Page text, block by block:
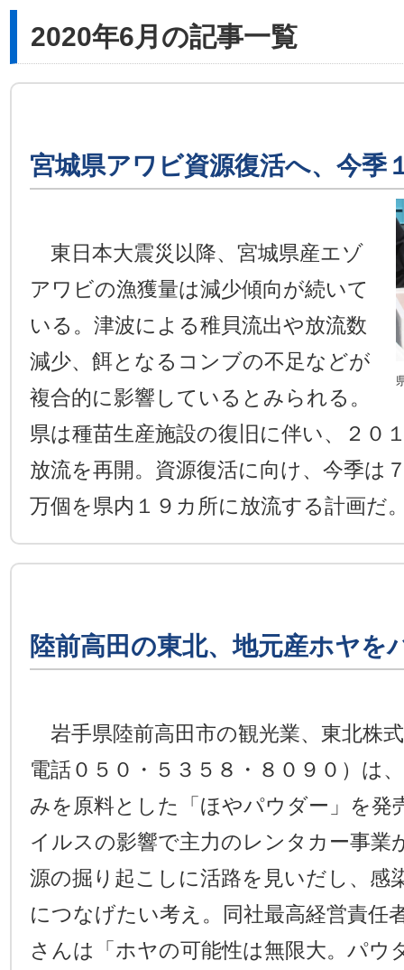
2020年6月の記事一覧
宮城県アワビ資源復活へ、今季
東日本大震災以降、宮城県産エゾ
アワビの漁獲量は減少傾向が続いて
いる。津波による稚貝流出や放流数
減少、餌となるコンブの不足などが
複合的に影響しているとみられる。
県は種苗生産施設の復旧に伴い、２０
放流を再開。資源復活に向け、今季は
万個を県内１９カ所に放流する計画だ
陸前高田の東北、地元産ホヤを
岩手県陸前高田市の観光業、東北株
電話０５０・５３５８・８０９０）は
みを原料とした「ほやパウダー」を発
イルスの影響で主力のレンタカー事業
源の掘り起こしに活路を見いだし、感
につなげたい考え。同社最高経営責任
さんは「ホヤの可能性は無限大。パウ